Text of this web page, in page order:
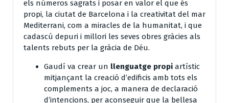
els números sagrats i posar en valor el que és
propi, la ciutat de Barcelona i la creativitat del mar
Mediterrani, com a miracles de la humanitat, i que
cadascú depuri i millori les seves obres gràcies als
talents rebuts per la gràcia de Déu.
Gaudí va crear un llenguatge propi artístic
mitjançant la creació d’edificis amb tots els
complements a joc, a manera de declaració
d’intencions, per aconseguir que la bellesa